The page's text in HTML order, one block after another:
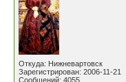
Откуда: Нижневартовск
Зарегистрирован: 2006-11-21
Сообщений: 4055